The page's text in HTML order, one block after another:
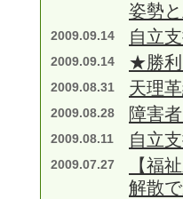
姿勢
2009.09.14 自立
2009.09.14 ★勝
2009.08.31 天理
2009.08.28 障害
2009.08.11 自立
2009.07.27
【福
解散